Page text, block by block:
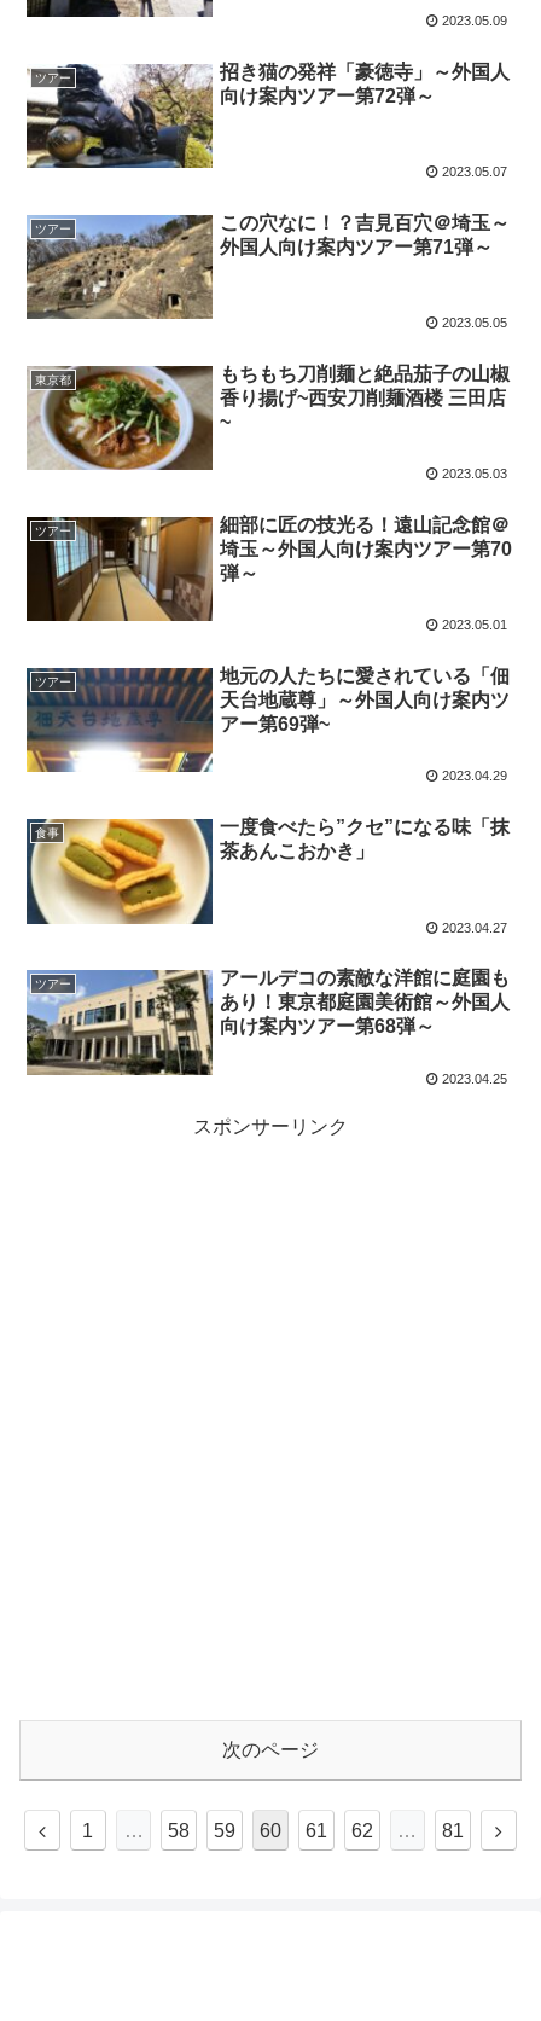
2023.05.09
ツアー
招き猫の発祥「豪徳寺」～外国人
向け案内ツアー第72弾～
2023.05.07
ツアー
この穴なに！？吉見百穴＠埼玉～
外国人向け案内ツアー第71弾～
2023.05.05
東京都
もちもち刀削麺と絶品茄子の山椒
香り揚げ~西安刀削麺酒楼 三田店
~
2023.05.03
ツアー
細部に匠の技光る！遠山記念館＠
埼玉～外国人向け案内ツアー第70
弾～
2023.05.01
ツアー
地元の人たちに愛されている「佃
天台地蔵尊」～外国人向け案内ツ
アー第69弾~
2023.04.29
食事
一度食べたら”クセ”になる味「抹
茶あんこおかき」
2023.04.27
ツアー
アールデコの素敵な洋館に庭園も
あり！東京都庭園美術館～外国人
向け案内ツアー第68弾～
2023.04.25
スポンサーリンク
次のページ
前
1 … 58 59 60 61 62 … 81
次